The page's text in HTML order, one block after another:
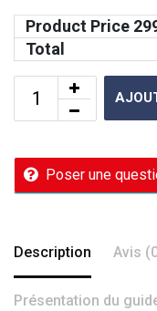
Product Price
Total
Poser une
Description Avis
Présentation du